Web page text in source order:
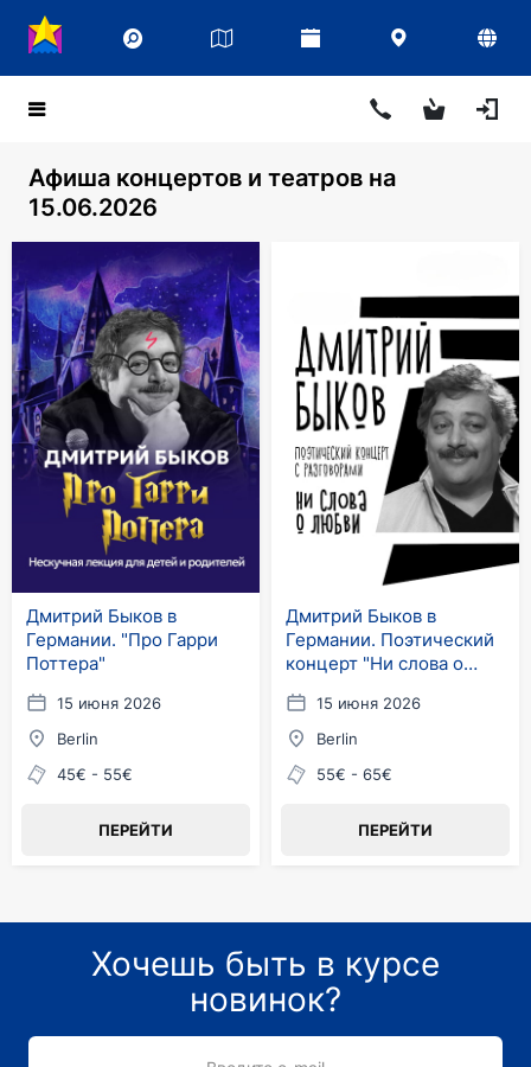
Афиша концертов и театров на
15.06.2026
Дмитрий Быков в
Германии. "Про Гарри
Поттера"
15 июня 2026
Berlin
45€ - 55€
ПЕРЕЙТИ
Дмитрий Быков в
Германии. Поэтический
концерт "Ни слова о
15 июня 2026
Berlin
55€ - 65€
ПЕРЕЙТИ
Хочешь быть в курсе
новинок?